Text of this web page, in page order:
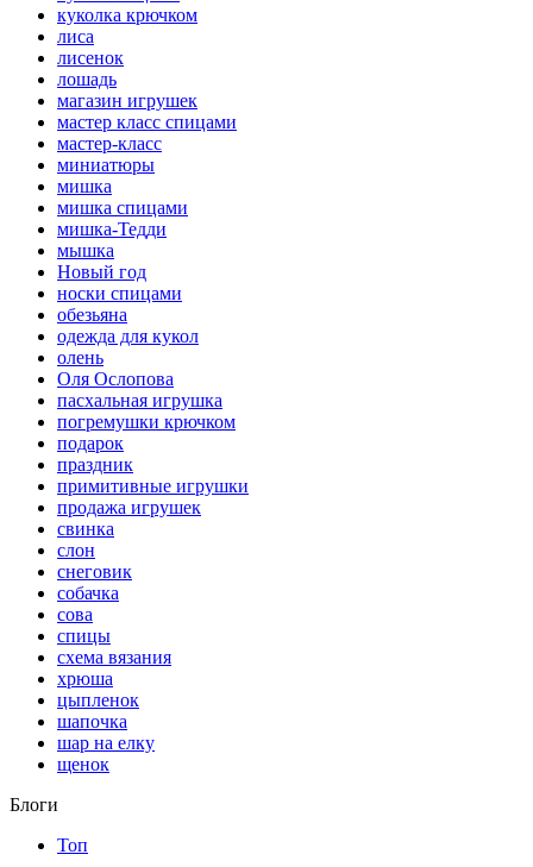
куколка крючком
лиса
лисенок
лошадь
магазин игрушек
мастер класс спицами
мастер-класс
миниатюры
мишка
мишка спицами
мишка-Тедди
мышка
Новый год
носки спицами
обезьяна
одежда для кукол
олень
Оля Ослопова
пасхальная игрушка
погремушки крючком
подарок
праздник
примитивные игрушки
продажа игрушек
свинка
слон
снеговик
собачка
сова
спицы
схема вязания
хрюша
цыпленок
шапочка
шар на елку
щенок
Блоги
Топ